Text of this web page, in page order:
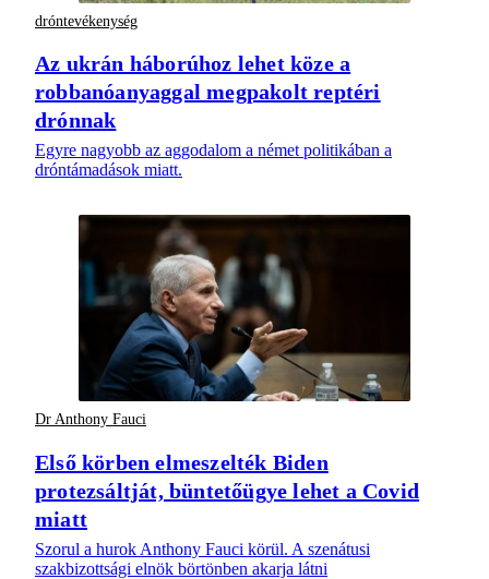
dróntevékenység
Az ukrán háborúhoz lehet köze a
robbanóanyaggal megpakolt reptéri
drónnak
Egyre nagyobb az aggodalom a német politikában a
dróntámadások miatt.
Dr Anthony Fauci
Első körben elmeszelték Biden
protezsáltját, büntetőügye lehet a Covid
miatt
Szorul a hurok Anthony Fauci körül. A szenátusi
szakbizottsági elnök börtönben akarja látni